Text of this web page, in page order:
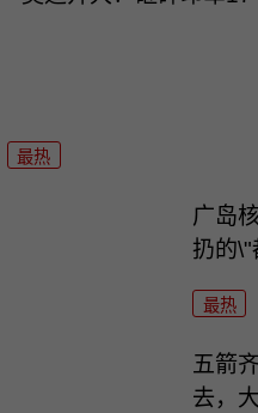
最热
广岛
扔的\"
最热
五箭
去，